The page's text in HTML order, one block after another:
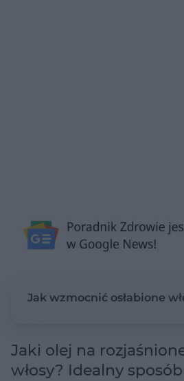
Jak wzmocnić osłabione
Jaki olej na
włosy? Idealny